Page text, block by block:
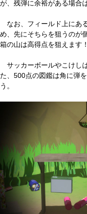
が、残弾に余裕がある場合
なお、フィールド上にあ
め、先にそちらを狙うのが
箱の山は高得点を狙えます！
サッカーボールやこけし
た、500点の図鑑は角に弾
う。